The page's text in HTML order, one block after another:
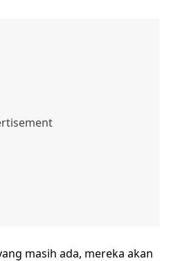
masih ada, mereka akan